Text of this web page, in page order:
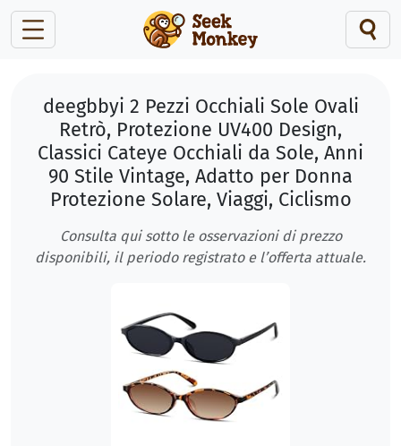
deegbbyi 2 Pezzi Occhiali Sole Ovali
Retrò, Protezione UV400 Design,
Classici Cateye Occhiali da Sole, Anni
90 Stile Vintage, Adatto per Donna
Protezione Solare, Viaggi, Ciclismo
Consulta qui sotto le osservazioni di prezzo
disponibili, il periodo registrato e l’offerta attuale.